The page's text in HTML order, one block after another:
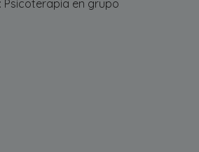
Psicoterapia en grupo